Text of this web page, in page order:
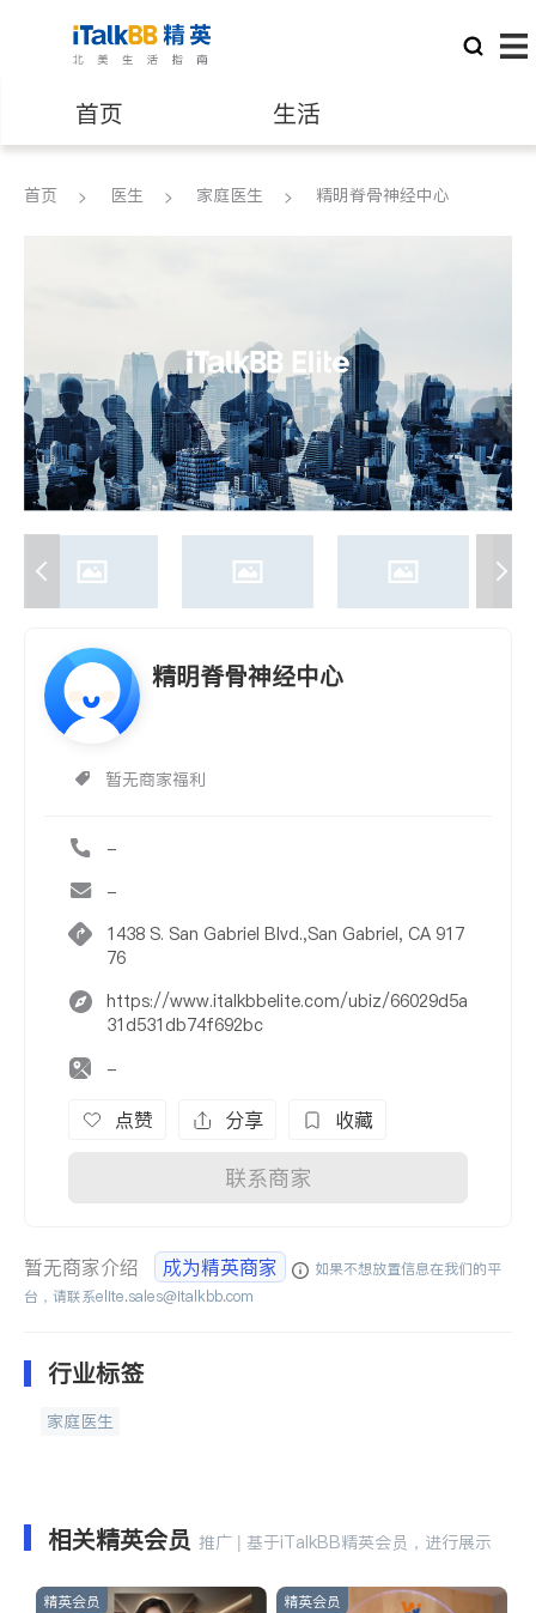
首页 生活
医生 律师
养老 非盈利组织
首页 医生 家庭医生 精明脊骨神经中心
精明脊骨神经中心
暂无商家福利
-
-
1438 S. San Gabriel Blvd.,San Gabriel, CA 917
76
https://www.italkbbelite.com/ubiz/66029d5a
31d531db74f692bc
-
点赞 分享 收藏
联系商家
暂无商家介绍 成为精英商家
如果不想放置信息在我们的平
台，请联系elite.sales@italkbb.com
行业标签
家庭医生
相关精英会员 推广 | 基于iTalkBB精英会员，进行展示
精英会员 精英会员